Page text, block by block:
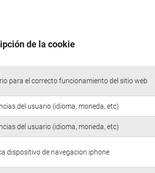
de la cookie
para el correcto funcionamiento del sitio web
del usuario (idioma, moneda, etc)
del usuario (idioma, moneda, etc)
dispositivo de navegacion iphone